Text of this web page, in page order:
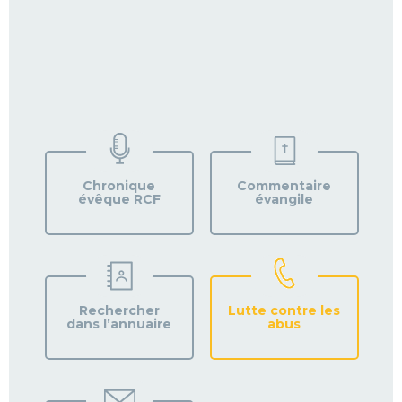
PAROISSE
Chronique
évêque RCF
Commentaire
évangile
Rechercher
dans l’annuaire
Lutte contre les
abus